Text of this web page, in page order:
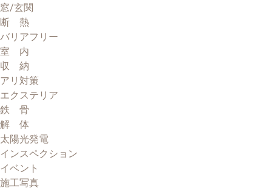
窓/玄関
断 熱
バリアフリー
室 内
収 納
アリ対策
エクステリア
鉄 骨
解 体
太陽光発電
インスペクション
イベント
施工写真